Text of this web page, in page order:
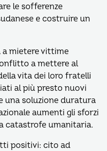
le sofferenze
e costruire un
a mietere vittime
a mettere al
vita dei loro fratelli
al più presto nuovi
una soluzione duratura
aumenti gli sforzi
catastrofe umanitaria.
positivi: cito ad